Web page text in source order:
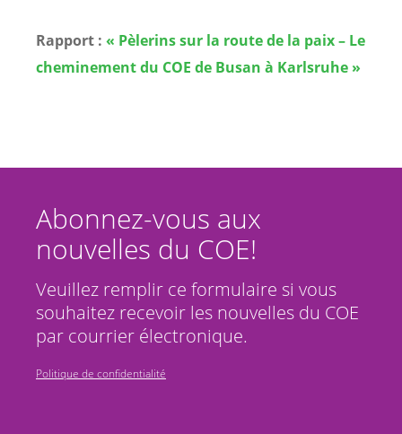
Rapport : « Pèlerins sur la route de la paix – Le
cheminement du COE de Busan à Karlsruhe »
Abonnez-vous aux
nouvelles du COE!
Veuillez remplir ce formulaire si vous
souhaitez recevoir les nouvelles du COE
par courrier électronique.
Politique de confidentialité